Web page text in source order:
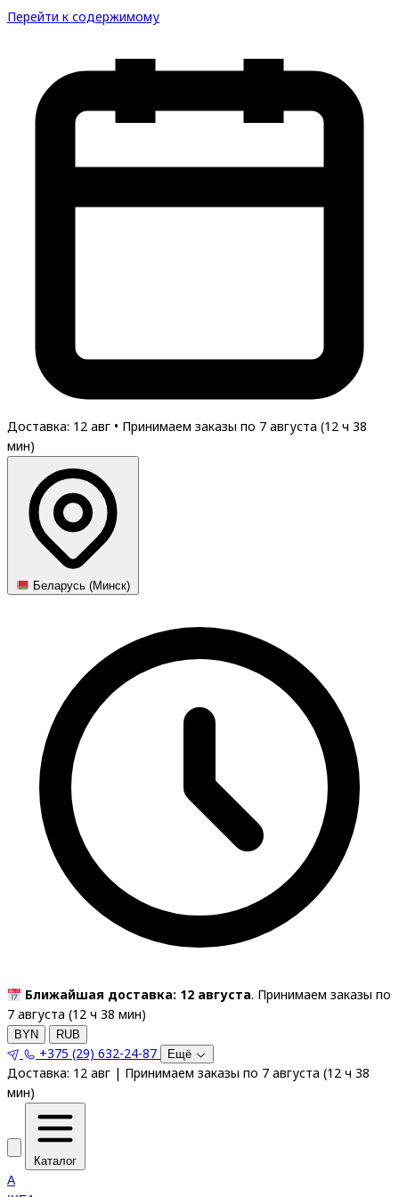
Перейти к содержимому
Доставка: 12 авг • Принимаем заказы по 7 августа (12 ч 38
мин)
Беларусь (Минск)
Ближайшая доставка: 12 августа. Принимаем заказы по
7 августа (12 ч 38 мин)
BYN RUB
+375 (29) 632-24-87 Ещё
Доставка: 12 авг | Принимаем заказы по 7 августа (12 ч 38
мин)
Каталог
A